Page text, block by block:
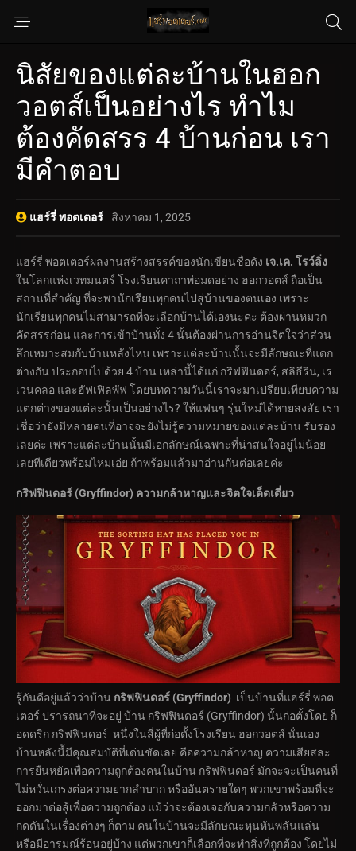
นิสัยของแต่ละบ้านในฮอก
วอตส์เป็นอย่างไร ทำไม
ต้องคัดสรร 4 บ้านก่อน เรา
มีคำตอบ
แฮร์รี่ พอตเตอร์ สิงหาคม 1, 2025
แฮร์รี่ พอตเตอร์ผลงานสร้างสรรค์ของนักเขียนชื่อดัง เจ.เค. โรว์ลิ่ง
ในโลกแห่งเวทมนตร์ โรงเรียนคาถาพ่อมดอย่าง ฮอกวอตส์ ถือเป็น
สถานที่สำคัญ ที่จะพานักเรียนทุกคนไปสู่บ้านของตนเอง เพราะ
นักเรียนทุกคนไม่สามารถที่จะเลือกบ้านได้เองนะคะ ต้องผ่านหมวก
คัดสรรก่อน และการเข้าบ้านทั้ง 4 นั้นต้องผ่านการอ่านจิตใจว่าส่วน
ลึกเหมาะสมกับบ้านหลังไหน เพราะแต่ละบ้านนั้นจะมีลักษณะที่แตก
ต่างกัน ประกอบไปด้วย 4 บ้าน เหล่านี้ได้แก่ กริฟฟินดอร์, สลิธีริน, เร
เวนคลอ และฮัฟเฟิลพัฟ โดยบทความวันนี้เราจะมาเปรียบเทียบความ
แตกต่างของแต่ละนั้นเป็นอย่างไร? ให้แฟนๆ รุ่นใหม่ได้หายสงสัย เรา
เชื่อว่ายังมีหลายคนที่อาจจะยังไม่รู้ความหมายของแต่ละบ้าน รับรอง
เลยค่ะ เพราะแต่ละบ้านนั้นมีเอกลักษณ์เฉพาะที่น่าสนใจอยู่ไม่น้อย
เลยทีเดียวพร้อมไหมเอ่ย ถ้าพร้อมแล้วมาอ่านกันต่อเลยค่ะ
กริฟฟินดอร์ (Gryffindor) ความกล้าหาญและจิตใจเด็ดเดี่ยว
รู้กันดีอยู่แล้วว่าบ้าน กริฟฟินดอร์ (Gryffindor) เป็นบ้านที่แฮร์รี่ พอต
เตอร์ ปรารถนาที่จะอยู่ บ้าน กริฟฟินดอร์ (Gryffindor) นั้นก่อตั้งโดย ก็
อดดริก กริฟฟินดอร์ หนึ่งในสี่ผู้ที่ก่อตั้งโรงเรียน ฮอกวอตส์ นั่นเอง
บ้านหลังนี้มีคุณสมบัติที่เด่นชัดเลย คือความกล้าหาญ ความเสียสละ
การยืนหยัดเพื่อความถูกต้องคนในบ้าน กริฟฟินดอร์ มักจะจะเป็นคนที่
ไม่หวั่นเกรงต่อความยากลำบาก หรืออันตรายใดๆ พวกเขาพร้อมที่จะ
ออกมาต่อสู้เพื่อความถูกต้อง แม้ว่าจะต้องเจอกับความกลัวหรือความ
กดดันในเรื่องต่างๆ ก็ตาม คนในบ้านจะมีลักษณะหุนหันพลันแล่น
หรือมีอารมณ์ร้อนอยู่บ้าง แต่พวกเขาก็เลือกที่จะทำสิ่งที่ถูกต้อง โดยไม่